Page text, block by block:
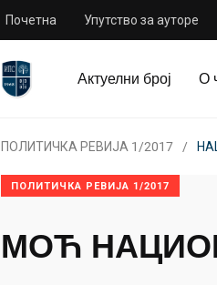
Почетна Упутство за ауторе
Актуелни број О
ПОЛИТИЧКА РЕВИЈА 1/2017
ПОЛИТИЧКА РЕВИЈА 1/2017
МОЋ